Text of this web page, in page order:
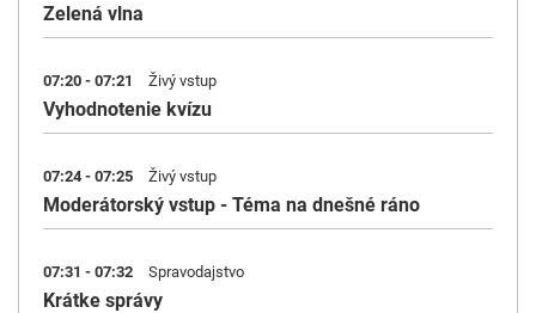
Zelená vlna
07:20 - 07:21 Živý vstup
Vyhodnotenie kvízu
07:24 - 07:25 Živý vstup
Moderátorský vstup - Téma na dnešné ráno
07:31 - 07:32 Spravodajstvo
Krátke správy